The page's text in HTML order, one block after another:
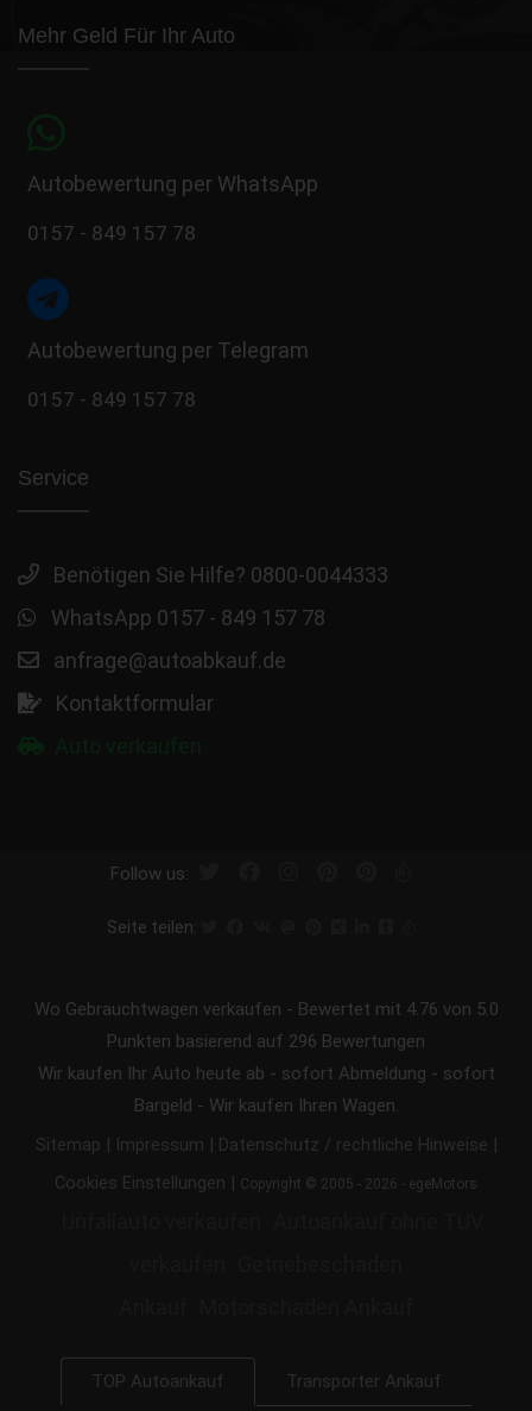
Mehr Geld Für Ihr Auto
Autobewertung per WhatsApp
0157 - 849 157 78
Autobewertung per Telegram
0157 - 849 157 78
Service
Benötigen Sie Hilfe? 0800-0044333
WhatsApp 0157 - 849 157 78
anfrage@autoabkauf.de
Kontaktformular
Follow us:
Seite teilen:
Wo Gebrauchtwagen verkaufen - Bewertet mit 4.76 von 5.0
Punkten basierend auf 296 Bewertungen
Wir kaufen Ihr Auto heute ab - sofort Abmeldung - sofort
Bargeld - Wir kaufen Ihren Wagen.
Sitemap | Impressum | Datenschutz / rechtliche Hinweise |
Cookies Einstellungen | Copyright © 2005 - 2026 - egeMotors
TOP Autoankauf Transporter Ankauf